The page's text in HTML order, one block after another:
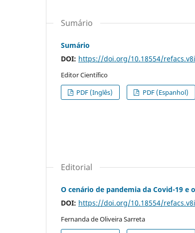
Sumário
Sumário
DOI: https://doi.org/10.18554/
Editor Científico
PDF (Inglês)
PDF (Espanhol)
Editorial
O cenário de pandemia da Covid-19
DOI: https://doi.org/10.18554/
Fernanda de Oliveira Sarreta